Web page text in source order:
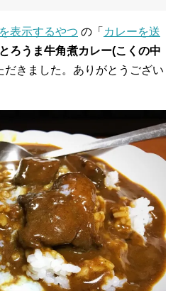
表示するやつ の「 カレーを送
とろうま牛角煮カレー(こくの中
だきました。ありがとうござい